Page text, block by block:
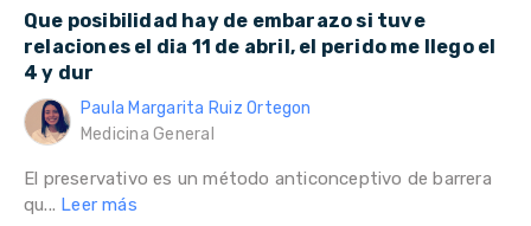
Que posibilidad hay de embarazo si tuve
relaciones el dia 11 de abril, el perido me llego el
4 y dur
Paula Margarita Ruiz Ortegon
Medicina General
El preservativo es un método anticonceptivo de barrera
qu... Leer más